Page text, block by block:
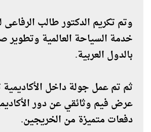
وتم تكريم الدكتور طالب
خدمة السياحة العالمية وتطوير
بالدول العربية.
ثم تم عمل جولة داخل الأكاديمية
عرض فيم وثائقي عن دور
دفعات متميزة من الخريجين.